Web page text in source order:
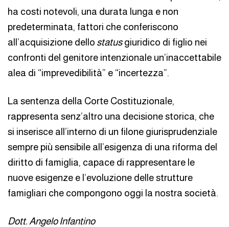
ha costi notevoli, una durata lunga e non
predeterminata, fattori che conferiscono
all’acquisizione dello statusgiuridico di figlio nei
confronti del genitore intenzionale un’inaccettabile
alea di “imprevedibilità” e “incertezza”.
La sentenza della Corte Costituzionale,
rappresenta senz’altro una decisione storica, che
si inserisce all’interno di un filone giurisprudenziale
sempre più sensibile all’esigenza di una riforma del
diritto di famiglia, capace di rappresentare le
nuove esigenze e l’evoluzione delle strutture
famigliari che compongono oggi la nostra società.
Dott. Angelo Infantino